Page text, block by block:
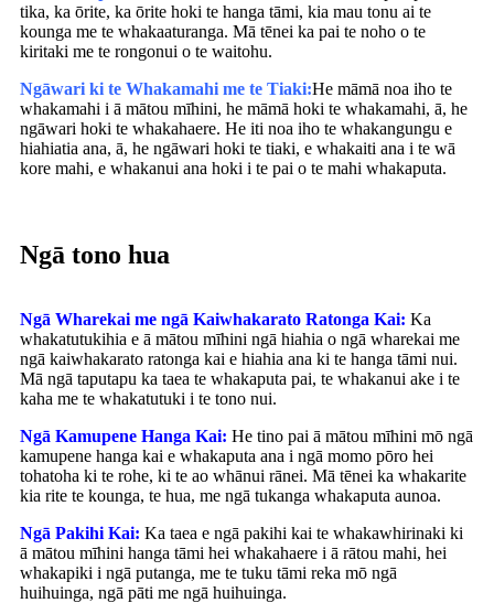
tika, ka ōrite, ka ōrite hoki te hanga tāmi, kia mau tonu ai te
kounga me te whakaaturanga. Mā tēnei ka pai te noho o te
kiritaki me te rongonui o te waitohu.
Ngāwari ki te Whakamahi me te Tiaki:He māmā noa iho te
whakamahi i ā mātou mīhini, he māmā hoki te whakamahi, ā, he
ngāwari hoki te whakahaere. He iti noa iho te whakangungu e
hiahiatia ana, ā, he ngāwari hoki te tiaki, e whakaiti ana i te wā
kore mahi, e whakanui ana hoki i te pai o te mahi whakaputa.
Ngā tono hua
Ngā Wharekai me ngā Kaiwhakarato Ratonga Kai: Ka
whakatutukihia e ā mātou mīhini ngā hiahia o ngā wharekai me
ngā kaiwhakarato ratonga kai e hiahia ana ki te hanga tāmi nui.
Mā ngā taputapu ka taea te whakaputa pai, te whakanui ake i te
kaha me te whakatutuki i te tono nui.
Ngā Kamupene Hanga Kai: He tino pai ā mātou mīhini mō ngā
kamupene hanga kai e whakaputa ana i ngā momo pōro hei
tohatoha ki te rohe, ki te ao whānui rānei. Mā tēnei ka whakarite
kia rite te kounga, te hua, me ngā tukanga whakaputa aunoa.
Ngā Pakihi Kai: Ka taea e ngā pakihi kai te whakawhirinaki ki
ā mātou mīhini hanga tāmi hei whakahaere i ā rātou mahi, hei
whakapiki i ngā putanga, me te tuku tāmi reka mō ngā
huihuinga, ngā pāti me ngā huihuinga.